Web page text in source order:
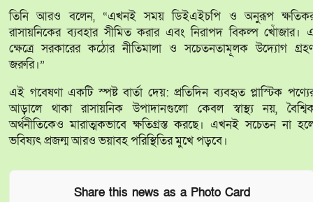
তিনি আরও বলেন, “এখনই সময় ডিইএইচপি ও অনুরূপ
রাসায়নিকের ব্যবহার সীমিত করার এবং নিরাপদ বিকল্প খোঁজার।
ক্ষেত্রে সরকারের কঠোর নীতিমালা ও সচেতনতামূলক উদ্যোগ
জরুরি।”
এই গবেষণা একটি স্পষ্ট বার্তা দেয়: প্রতিদিন ব্যবহৃত প্লাস্টিক
আড়ালে থাকা রাসায়নিক উপাদানগুলো কেবল স্বাস্থ্য নয়,
অর্থনীতিকেও মারাত্মকভাবে ক্ষতিগ্রস্ত করছে। এখনই সচেতন না
ভবিষ্যৎ প্রজন্ম আরও ভয়াবহ পরিস্থিতির মুখে পড়বে।
Share this news as a Photo Card